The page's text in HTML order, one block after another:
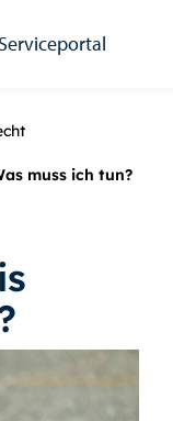
Serviceportal
muss ich tun?